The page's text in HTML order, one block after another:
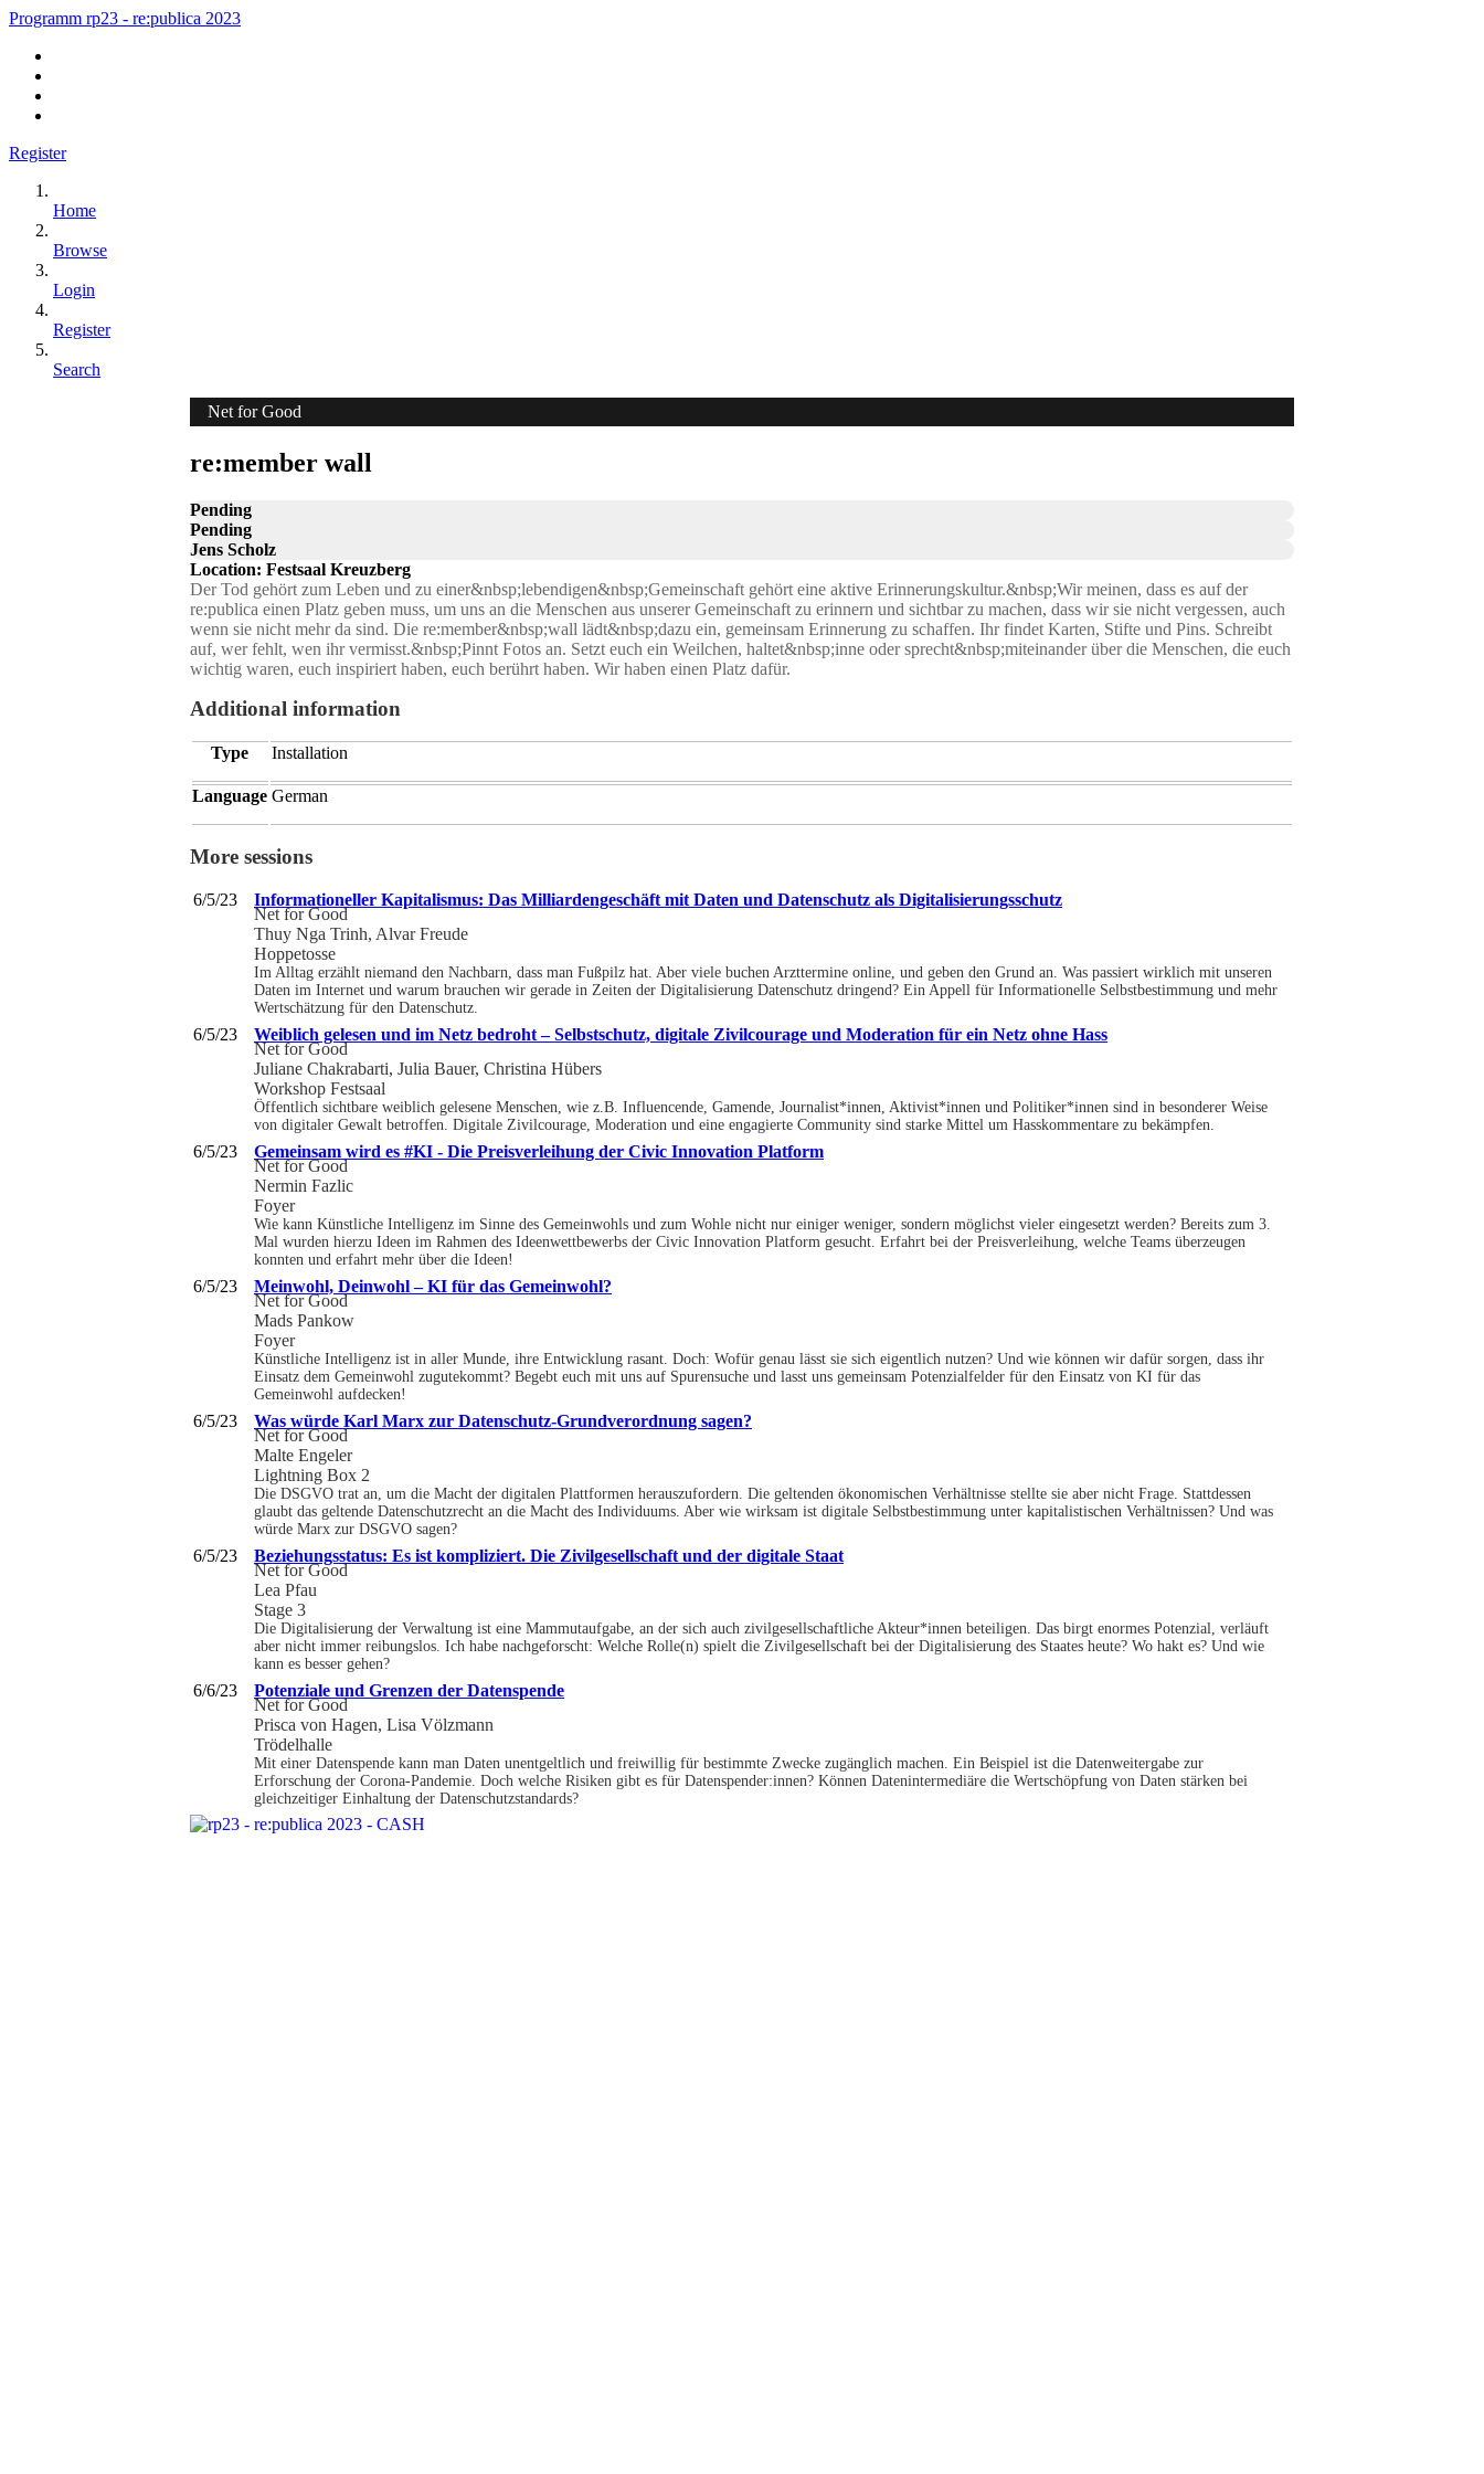
Programm rp23 - re:publica 2023
Register
Home
Browse
Login
Register
Search
Net for Good
re:member wall
Pending
Pending
Jens Scholz
Location: Festsaal Kreuzberg
Der Tod gehört zum Leben und zu einer&nbsp;lebendigen&nbsp;Gemeinschaft gehört eine aktive Erinnerungskultur.&nbsp;Wir meinen, dass es auf der
re:publica einen Platz geben muss, um uns an die Menschen aus unserer Gemeinschaft zu erinnern und sichtbar zu machen, dass wir sie nicht vergessen, auch
wenn sie nicht mehr da sind. Die re:member&nbsp;wall lädt&nbsp;dazu ein, gemeinsam Erinnerung zu schaffen. Ihr findet Karten, Stifte und Pins. Schreibt
auf, wer fehlt, wen ihr vermisst.&nbsp;Pinnt Fotos an. Setzt euch ein Weilchen, haltet&nbsp;inne oder sprecht&nbsp;miteinander über die Menschen, die euch
wichtig waren, euch inspiriert haben, euch berührt haben. Wir haben einen Platz dafür.
Additional information
Type Installation
Language German
More sessions
6/5/23 Informationeller Kapitalismus: Das Milliardengeschäft mit Daten und Datenschutz als Digitalisierungsschutz
Net for Good
Thuy Nga Trinh, Alvar Freude
Hoppetosse
Im Alltag erzählt niemand den Nachbarn, dass man Fußpilz hat. Aber viele buchen Arzttermine online, und geben den Grund an. Was passiert wirklich mit unseren
Daten im Internet und warum brauchen wir gerade in Zeiten der Digitalisierung Datenschutz dringend? Ein Appell für Informationelle Selbstbestimmung und mehr
Wertschätzung für den Datenschutz.
6/5/23 Weiblich gelesen und im Netz bedroht – Selbstschutz, digitale Zivilcourage und Moderation für ein Netz ohne Hass
Net for Good
Juliane Chakrabarti, Julia Bauer, Christina Hübers
Workshop Festsaal
Öffentlich sichtbare weiblich gelesene Menschen, wie z.B. Influencende, Gamende, Journalist*innen, Aktivist*innen und Politiker*innen sind in besonderer Weise
von digitaler Gewalt betroffen. Digitale Zivilcourage, Moderation und eine engagierte Community sind starke Mittel um Hasskommentare zu bekämpfen.
6/5/23 Gemeinsam wird es #KI - Die Preisverleihung der Civic Innovation Platform
Net for Good
Nermin Fazlic
Foyer
Wie kann Künstliche Intelligenz im Sinne des Gemeinwohls und zum Wohle nicht nur einiger weniger, sondern möglichst vieler eingesetzt werden? Bereits zum 3.
Mal wurden hierzu Ideen im Rahmen des Ideenwettbewerbs der Civic Innovation Platform gesucht. Erfahrt bei der Preisverleihung, welche Teams überzeugen
konnten und erfahrt mehr über die Ideen!
6/5/23 Meinwohl, Deinwohl – KI für das Gemeinwohl?
Net for Good
Mads Pankow
Foyer
Künstliche Intelligenz ist in aller Munde, ihre Entwicklung rasant. Doch: Wofür genau lässt sie sich eigentlich nutzen? Und wie können wir dafür sorgen, dass ihr
Einsatz dem Gemeinwohl zugutekommt? Begebt euch mit uns auf Spurensuche und lasst uns gemeinsam Potenzialfelder für den Einsatz von KI für das
Gemeinwohl aufdecken!
6/5/23 Was würde Karl Marx zur Datenschutz-Grundverordnung sagen?
Net for Good
Malte Engeler
Lightning Box 2
Die DSGVO trat an, um die Macht der digitalen Plattformen herauszufordern. Die geltenden ökonomischen Verhältnisse stellte sie aber nicht Frage. Stattdessen
glaubt das geltende Datenschutzrecht an die Macht des Individuums. Aber wie wirksam ist digitale Selbstbestimmung unter kapitalistischen Verhältnissen? Und was
würde Marx zur DSGVO sagen?
6/5/23 Beziehungsstatus: Es ist kompliziert. Die Zivilgesellschaft und der digitale Staat
Net for Good
Lea Pfau
Stage 3
Die Digitalisierung der Verwaltung ist eine Mammutaufgabe, an der sich auch zivilgesellschaftliche Akteur*innen beteiligen. Das birgt enormes Potenzial, verläuft
aber nicht immer reibungslos. Ich habe nachgeforscht: Welche Rolle(n) spielt die Zivilgesellschaft bei der Digitalisierung des Staates heute? Wo hakt es? Und wie
kann es besser gehen?
6/6/23 Potenziale und Grenzen der Datenspende
Net for Good
Prisca von Hagen, Lisa Völzmann
Trödelhalle
Mit einer Datenspende kann man Daten unentgeltlich und freiwillig für bestimmte Zwecke zugänglich machen. Ein Beispiel ist die Datenweitergabe zur
Erforschung der Corona-Pandemie. Doch welche Risiken gibt es für Datenspender:innen? Können Datenintermediäre die Wertschöpfung von Daten stärken bei
gleichzeitiger Einhaltung der Datenschutzstandards?